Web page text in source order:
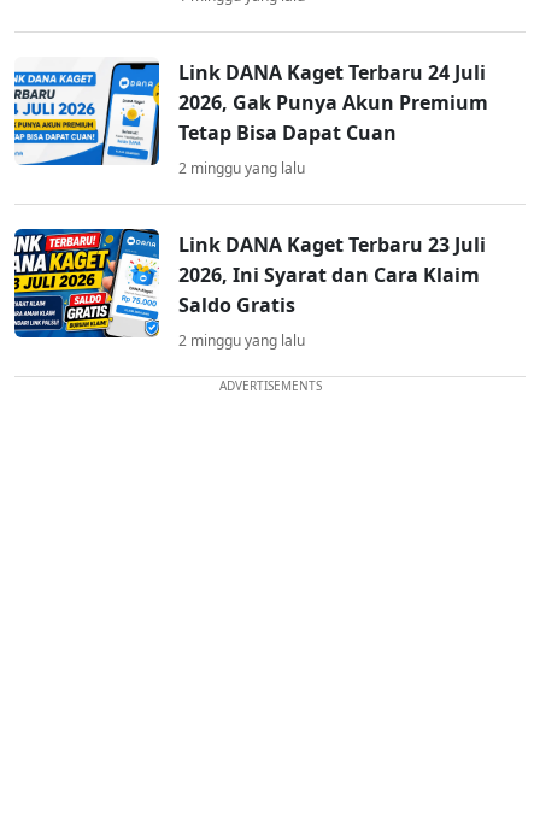
Link DANA Kaget Terbaru 24 Juli
2026, Gak Punya Akun Premium
Tetap Bisa Dapat Cuan
2 minggu yang lalu
Link DANA Kaget Terbaru 23 Juli
2026, Ini Syarat dan Cara Klaim
Saldo Gratis
2 minggu yang lalu
ADVERTISEMENTS